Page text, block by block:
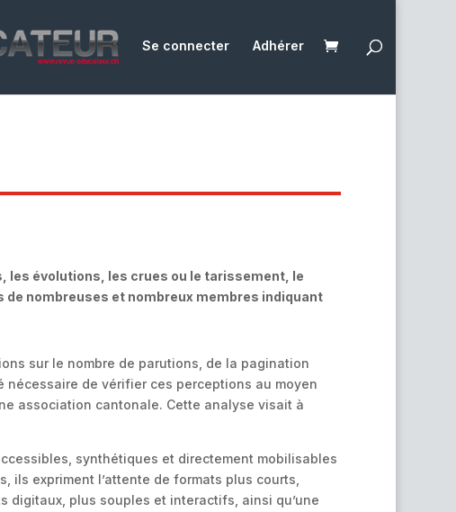
Se connecter Adhérer
les évolutions, les crues ou le tarissement, le
de nombreuses et nombreux membres indiquant
sur le nombre de parutions, de la pagination
nécessaire de vérifier ces perceptions au moyen
association cantonale. Cette analyse visait à
synthétiques et directement mobilisables
ils expriment l’attente de formats plus courts,
digitaux, plus souples et interactifs, ainsi qu’une